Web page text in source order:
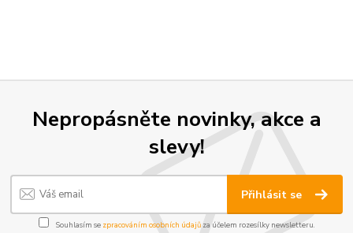
Nepropásněte novinky, akce a
slevy!
Přihlásit se
Souhlasím se zpracováním osobních údajůza účelem rozesílky newsletteru.